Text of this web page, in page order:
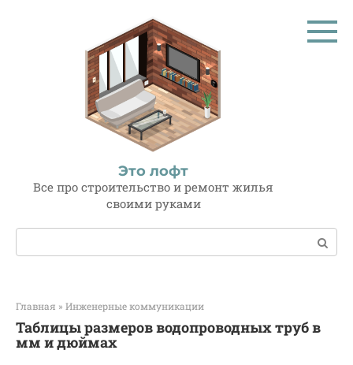
Это лофт
Все про строительство и ремонт жилья
своими руками
Поиск:
Главная » Инженерные коммуникации
Таблицы размеров водопроводных труб в
мм и дюймах